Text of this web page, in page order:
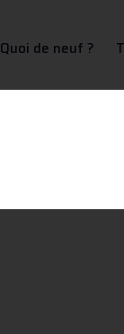
Quoi de neuf ?